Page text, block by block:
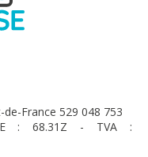
de-France 529 048 753
: 68.31Z - TVA :